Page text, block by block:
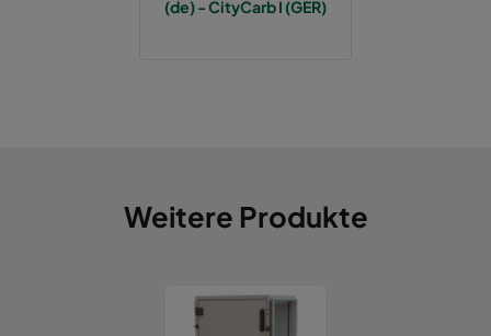
(de) - CityCarb I (GER)
Weitere Produkte